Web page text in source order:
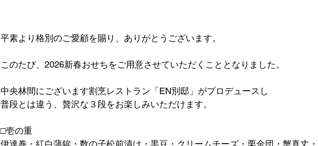
平素より格別のご愛顧を賜り、ありがとうございます。
このたび、2026新春おせちをご用意させていただくこととなりました。
中央林間にございます割烹レストラン「EN別邸」がプロデュースし
普段とは違う、贅沢な３段をお楽しみいただけます。
□壱の重